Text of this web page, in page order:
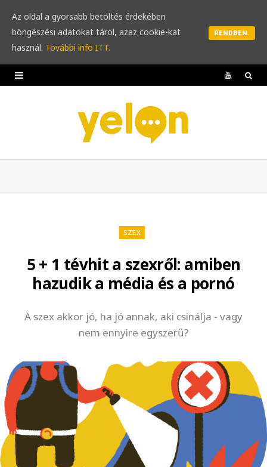
Y
u
SZEX
5 + 1 tévhit a szexről: amiben
hazudik a média és a pornó
A szex akkor jó, ha jó annak, aki csinálja - vagy
nem ennyire egyszerű?
Az oldal a gyorsabb betöltés érdekében
böngészési adatokat tárol, azaz cookie-kat
használ. További info ITT.
RENDBEN.